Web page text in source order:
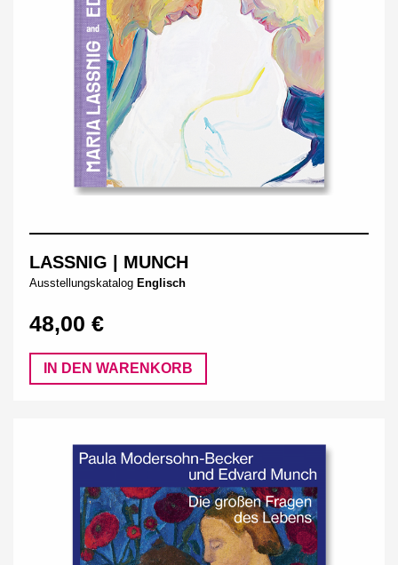
LASSNIG | MUNCH
Ausstellungskatalog Englisch
48,00 €
IN DEN WARENKORB